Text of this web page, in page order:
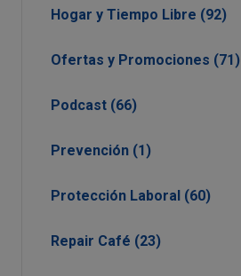
Hogar y Tiempo Libre (92)
Ofertas y Promociones (71)
Podcast (66)
Prevención (1)
Protección Laboral (60)
Repair Café (23)